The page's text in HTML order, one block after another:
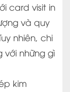
card visit in
và quy
nhiên, chi
với những gì
kim